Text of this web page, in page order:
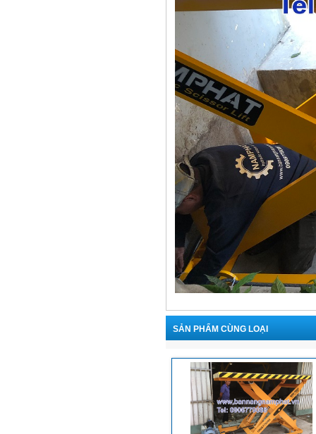
SẢN PHẨM CÙNG LOẠI